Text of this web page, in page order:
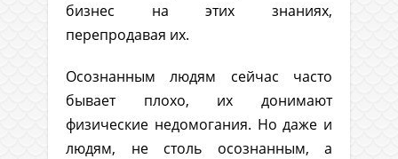
бизнес на этих знаниях,
перепродавая их.
Осознанным людям сейчас часто
бывает плохо, их донимают
физические недомогания. Но даже и
людям, не столь осознанным, а